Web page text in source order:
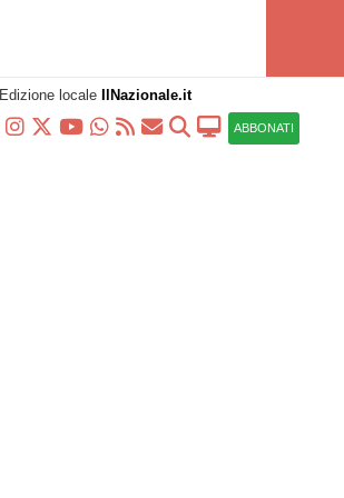
Edizione locale IlNazionale.it
ABBONATI